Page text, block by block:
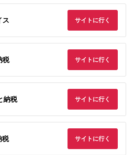
ス サイトに行く
税 サイトに行く
納税 サイトに行く
税 サイトに行く